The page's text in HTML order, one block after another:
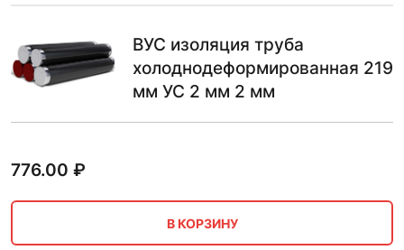
ВУС изоляция труба
холоднодеформированная 219
мм УС 2 мм 2 мм
776.00 ₽
В КОРЗИНУ